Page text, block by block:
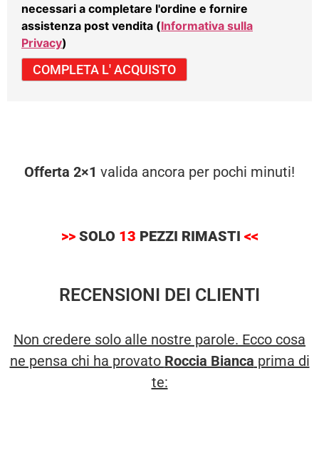
necessari a completare l'ordine e fornire
assistenza post vendita (Informativa sulla
Privacy)
Offerta 2×1 valida ancora per pochi minuti!
>> SOLO 13 PEZZI RIMASTI <<
RECENSIONI DEI CLIENTI
Non credere solo alle nostre parole. Ecco cosa
ne pensa chi ha provato Roccia Bianca prima di
te: